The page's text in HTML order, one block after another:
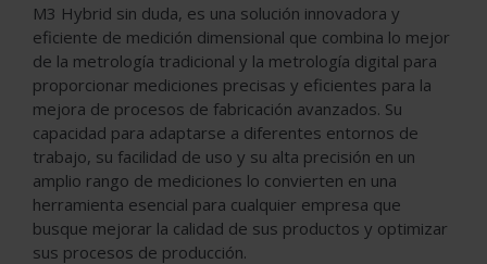
M3 Hybrid sin duda, es una solución innovadora y
eficiente de medición dimensional que combina lo mejor
de la metrología tradicional y la metrología digital para
proporcionar mediciones precisas y eficientes para la
mejora de procesos de fabricación avanzados. Su
capacidad para adaptarse a diferentes entornos de
trabajo, su facilidad de uso y su alta precisión en un
amplio rango de mediciones lo convierten en una
herramienta esencial para cualquier empresa que
busque mejorar la calidad de sus productos y optimizar
sus procesos de producción.